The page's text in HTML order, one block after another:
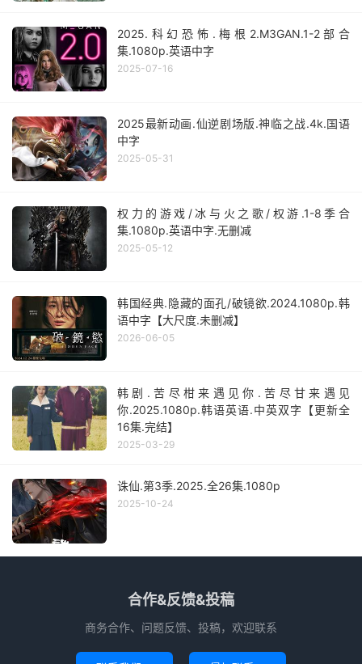
2025.科幻恐怖.梅根2.M3GAN.1-2部合
集.1080p.英语中字
2025-07-16
2025最新动画.仙逆剧场版.神临之战.4k.国语
中字
2025-05-31
权力的游戏/冰与火之歌/权游.1-8季合
集.1080p.英语中字.无删减
2025-05-12
韩国经典.隐藏的面孔/破镜欲.2024.1080p.韩
语中字【大尺度.未删减】
2026-06-05
韩剧.苦尽柑来遇见你.苦尽甘来遇见
你.2025.1080p.韩语英语.中英双字【更新全
16集.完结】
2025-03-29
诛仙.第3季.2025.全26集.1080p
2025-10-24
合作&反馈&投稿
商务合作、问题反馈、投稿，欢迎联系